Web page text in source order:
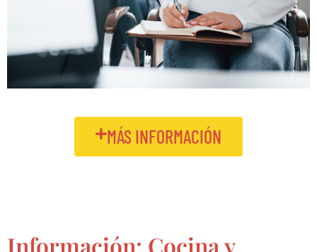
MÁS INFORMACIÓN
Información: Cocina y